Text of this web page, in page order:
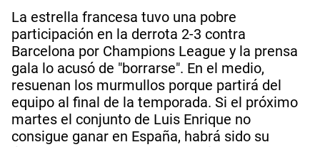
La estrella francesa tuvo una pobre
participación en la derrota 2-3 contra
Barcelona por Champions League y la prensa
gala lo acusó de "borrarse". En el medio,
resuenan los murmullos porque partirá del
equipo al final de la temporada. Si el próximo
martes el conjunto de Luis Enrique no
consigue ganar en España, habrá sido su